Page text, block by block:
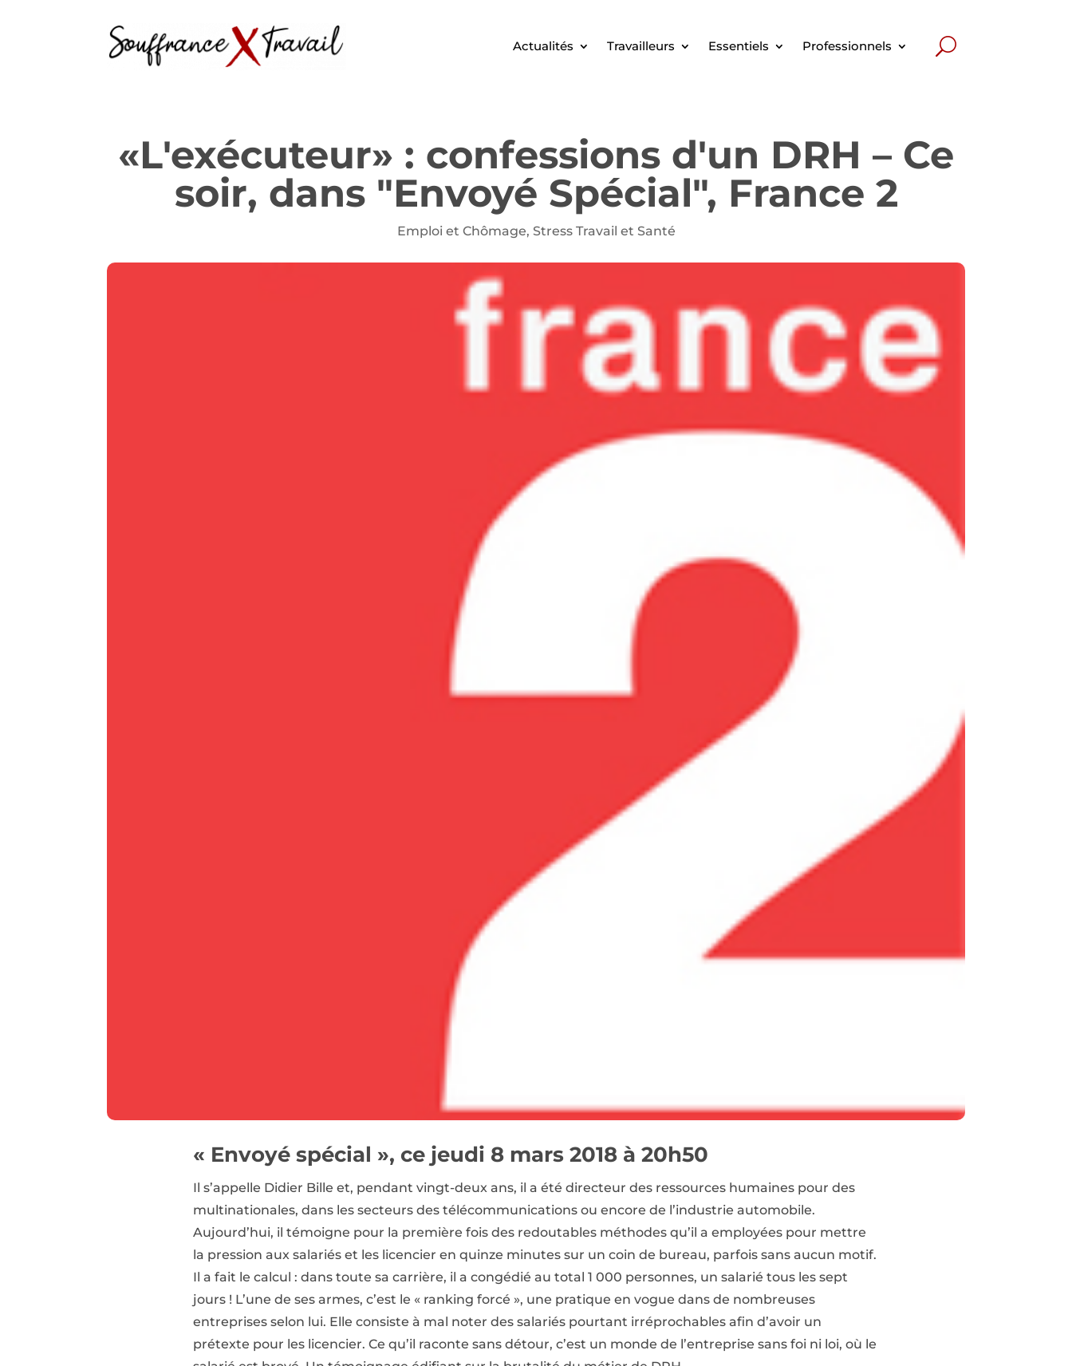
Actualités Travailleurs Essentiels Professionnels
«L'exécuteur» : confessions d'un DRH – Ce
soir, dans "Envoyé Spécial", France 2
Emploi et Chômage, Stress Travail et Santé
« Envoyé spécial », ce jeudi 8 mars 2018 à 20h50
Il s’appelle Didier Bille et, pendant vingt-deux ans, il a été directeur des ressources humaines pour des
multinationales, dans les secteurs des télécommunications ou encore de l’industrie automobile.
Aujourd’hui, il témoigne pour la première fois des redoutables méthodes qu’il a employées pour mettre
la pression aux salariés et les licencier en quinze minutes sur un coin de bureau, parfois sans aucun motif.
Il a fait le calcul : dans toute sa carrière, il a congédié au total 1 000 personnes, un salarié tous les sept
jours ! L’une de ses armes, c’est le « ranking forcé », une pratique en vogue dans de nombreuses
entreprises selon lui. Elle consiste à mal noter des salariés pourtant irréprochables afin d’avoir un
prétexte pour les licencier. Ce qu’il raconte sans détour, c’est un monde de l’entreprise sans foi ni loi, où le